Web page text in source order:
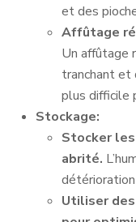
et des
Affûtage
Un affûtage
tranchant et
plus difficile
Stockage:
Stocker
abrité.
Utiliser